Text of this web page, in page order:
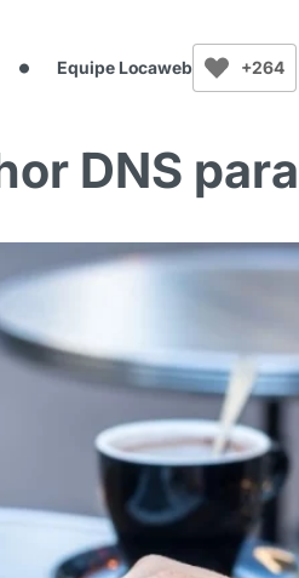
Equipe Locaweb +264
DNS